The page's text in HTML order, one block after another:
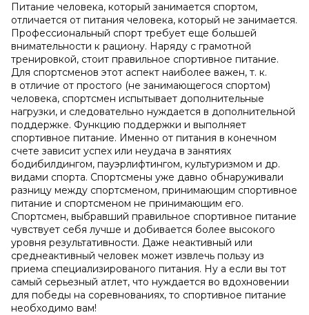
Питание человека, который занимается спортом,
отличается от питания человека, который не занимается.
Профессиональный спорт требует еще большей
внимательности к рациону. Наряду с грамотной
тренировкой, стоит правильное спортивное питание.
Для спортсменов этот аспект наиболее важен, т. к.
в отличие от простого (не занимающегося спортом)
человека, спортсмен испытывает дополнительные
нагрузки, и следовательно нуждается в дополнительной
поддержке. Функцию поддержки и выполняет
спортивное питание. Именно от питания в конечном
счете зависит успех или неудача в занятиях
бодибилдингом, пауэрлифтингом, культуризмом и др.
видами спорта. Спортсмены уже давно обнаруживали
разницу между спортсменом, принимающим спортивное
питание и спортсменом не принимающим его.
Спортсмен, выбравший правильное спортивное питание
чувствует себя лучше и добивается более высокого
уровня результативности. Даже неактивный или
среднеактивный человек может извлечь пользу из
приема специализированого питания. Ну а если вы тот
самый серьезный атлет, что нуждается во вдохновении
для победы на соревнованиях, то спортивное питание
необходимо вам!